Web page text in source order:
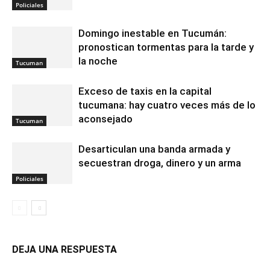
Policiales
Tucuman
Domingo inestable en Tucumán:
pronostican tormentas para la tarde y
la noche
Tucuman
Exceso de taxis en la capital
tucumana: hay cuatro veces más de lo
aconsejado
Policiales
Desarticulan una banda armada y
secuestran droga, dinero y un arma
DEJA UNA RESPUESTA